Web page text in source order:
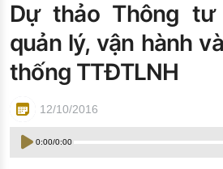
Đào tạo ISO
Dự thảo Thông
quản lý, vận hành
thống TTĐTLNH
12/10/2016
0:00/0:00